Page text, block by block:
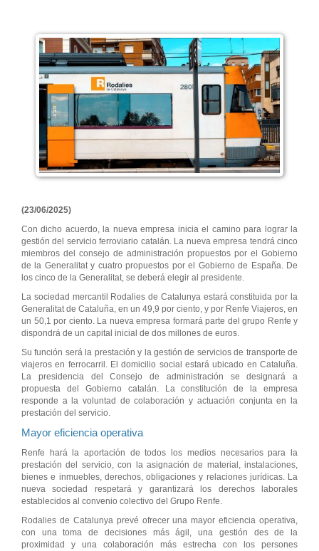
(23/06/2025)
Con dicho acuerdo, la nueva empresa inicia el camino para lograr la
gestión del servicio ferroviario catalán. La nueva empresa tendrá cinco
miembros del consejo de administración propuestos por el Gobierno
de la Generalitat y cuatro propuestos por el Gobierno de España. De
los cinco de la Generalitat, se deberá elegir al presidente.
La sociedad mercantil Rodalies de Catalunya estará constituida por la
Generalitat de Cataluña, en un 49,9 por ciento, y por Renfe Viajeros, en
un 50,1 por ciento. La nueva empresa formará parte del grupo Renfe y
dispondrá de un capital inicial de dos millones de euros.
Su función será la prestación y la gestión de servicios de transporte de
viajeros en ferrocarril. El domicilio social estará ubicado en Cataluña.
La presidencia del Consejo de administración se designará a
propuesta del Gobierno catalán. La constitución de la empresa
responde a la voluntad de colaboración y actuación conjunta en la
prestación del servicio.
Mayor eficiencia operativa
Renfe hará la aportación de todos los medios necesarios para la
prestación del servicio, con la asignación de material, instalaciones,
bienes e inmuebles, derechos, obligaciones y relaciones jurídicas. La
nueva sociedad respetará y garantizará los derechos laborales
establecidos al convenio colectivo del Grupo Renfe.
Rodalies de Catalunya prevé ofrecer una mayor eficiencia operativa,
con una toma de decisiones más ágil, una gestión des de la
proximidad y una colaboración más estrecha con los persones